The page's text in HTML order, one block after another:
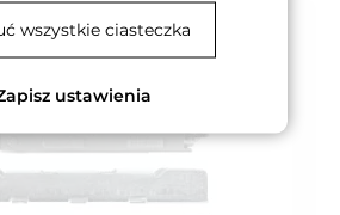
wszystkie ciasteczka
ustawienia